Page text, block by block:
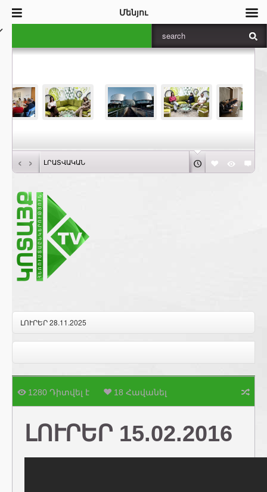
‹ › ԼՐԱՏՎԱԿԱՆ
ԼՈՒՐԵՐ 28.11.2025
1280 Դիտվել է 18 Հավանել
ԼՈՒՐԵՐ 15.02.2016
Մենյու